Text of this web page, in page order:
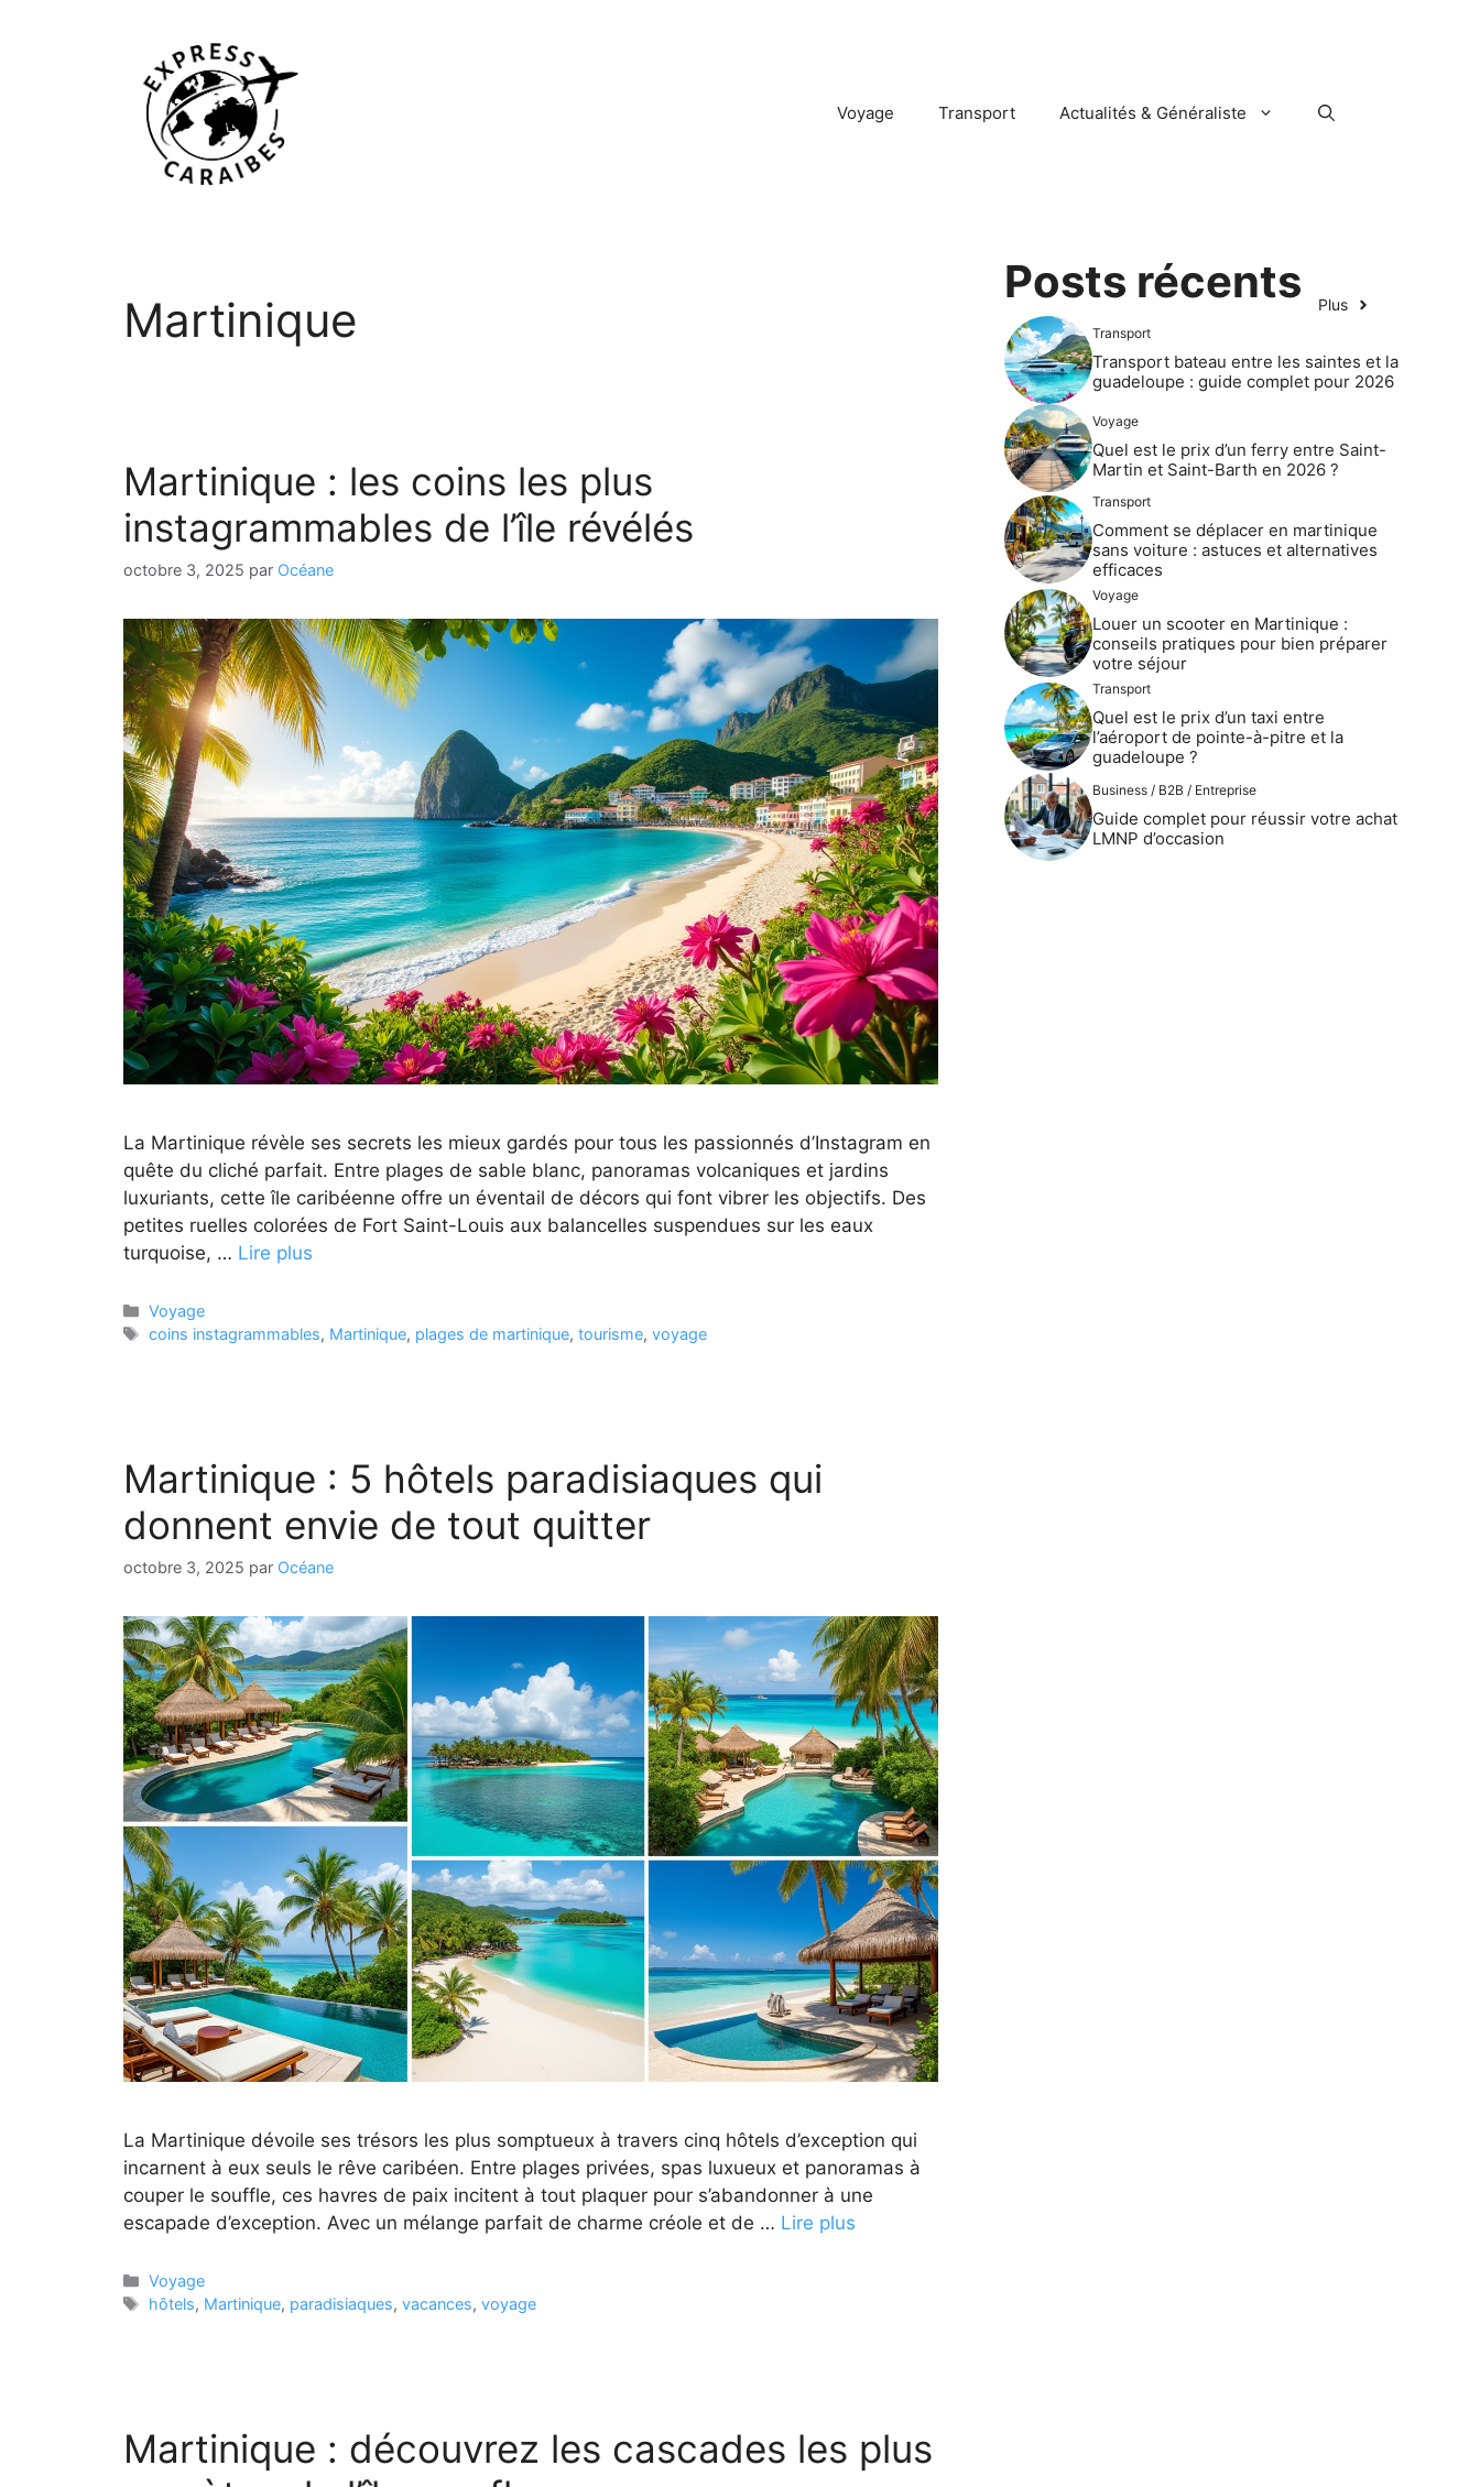
Voyage Transport Actualités & Généraliste
Martinique
Martinique : les coins les plus
instagrammables de l’île révélés
octobre 3, 2025 par Océane
La Martinique révèle ses secrets les mieux gardés pour tous les passionnés d’Instagram en
quête du cliché parfait. Entre plages de sable blanc, panoramas volcaniques et jardins
luxuriants, cette île caribéenne offre un éventail de décors qui font vibrer les objectifs. Des
petites ruelles colorées de Fort Saint-Louis aux balancelles suspendues sur les eaux
turquoise, … Lire plus
Catégories
Voyage
Étiquettes
coins instagrammables, Martinique, plages de martinique,tourisme,voyage
Martinique : 5 hôtels paradisiaques qui
donnent envie de tout quitter
octobre 3, 2025 par Océane
La Martinique dévoile ses trésors les plus somptueux à travers cinq hôtels d’exception qui
incarnent à eux seuls le rêve caribéen. Entre plages privées, spas luxueux et panoramas à
couper le souffle, ces havres de paix incitent à tout plaquer pour s’abandonner à une
escapade d’exception. Avec un mélange parfait de charme créole et de … Lire plus
Catégories
Voyage
Étiquettes
hôtels, Martinique, paradisiaques,vacances,voyage
Martinique : découvrez les cascades les plus
Posts récents Plus
Transport
Transport bateau entre les saintes et la
guadeloupe : guide complet pour 2026
Voyage
Quel est le prix d’un ferry entre Saint-
Martin et Saint-Barth en 2026 ?
Transport
Comment se déplacer en martinique
sans voiture : astuces et alternatives
efficaces
Voyage
Louer un scooter en Martinique :
conseils pratiques pour bien préparer
votre séjour
Transport
Quel est le prix d’un taxi entre
l’aéroport de pointe-à-pitre et la
guadeloupe ?
Business / B2B / Entreprise
Guide complet pour réussir votre achat
LMNP d’occasion